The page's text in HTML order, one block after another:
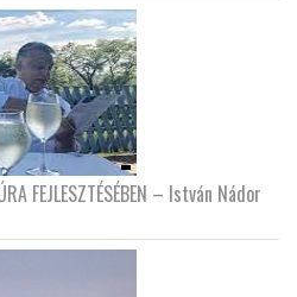
FEJLESZTÉSÉBEN – István Nádor